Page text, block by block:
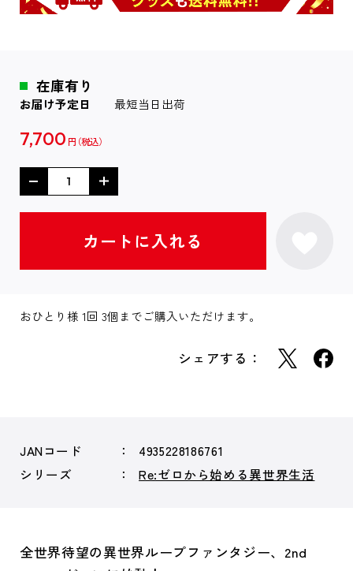
在庫有り
お届け予定日 最短当日出荷
7,700 円
おひとり様 1回 3個までご購入いただけます。
シェアする：
JANコード
4935228186761
シリーズ
Re:ゼロから始める異世界生活
全世界待望の異世界ループファンタジー、2nd